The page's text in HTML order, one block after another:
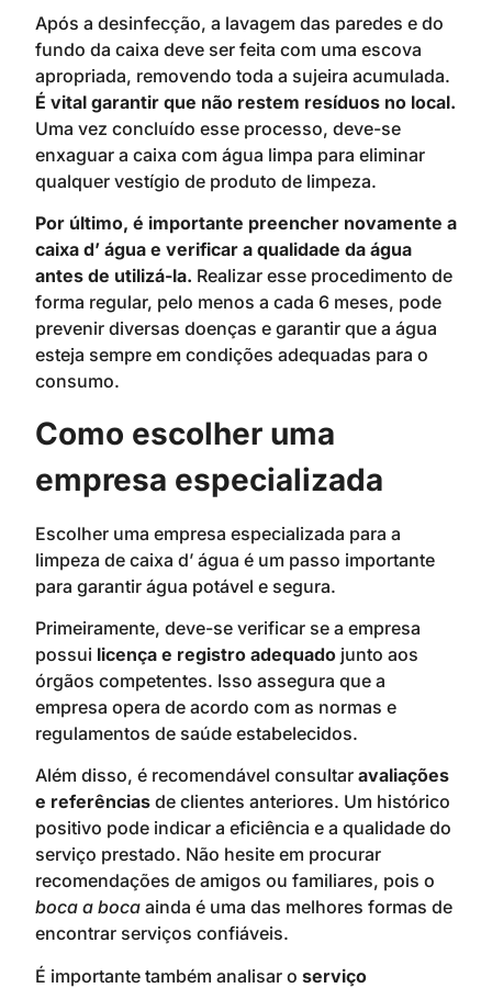
Após a desinfecção, a lavagem das paredes e do
fundo da caixa deve ser feita com uma escova
apropriada, removendo toda a sujeira acumulada.
É vital garantir que não restem resíduos no local.
Uma vez concluído esse processo, deve-se
enxaguar a caixa com água limpa para eliminar
qualquer vestígio de produto de limpeza.
Por último, é importante preencher novamente a
caixa d’ água e verificar a qualidade da água
antes de utilizá-la. Realizar esse procedimento de
forma regular, pelo menos a cada 6 meses, pode
prevenir diversas doenças e garantir que a água
esteja sempre em condições adequadas para o
consumo.
Como escolher uma
empresa especializada
Escolher uma empresa especializada para a
limpeza de caixa d’ água é um passo importante
para garantir água potável e segura.
Primeiramente, deve-se verificar se a empresa
possui licença e registro adequado junto aos
órgãos competentes. Isso assegura que a
empresa opera de acordo com as normas e
regulamentos de saúde estabelecidos.
Além disso, é recomendável consultar avaliações
e referências de clientes anteriores. Um histórico
positivo pode indicar a eficiência e a qualidade do
serviço prestado. Não hesite em procurar
recomendações de amigos ou familiares, pois o
boca a boca ainda é uma das melhores formas de
encontrar serviços confiáveis.
É importante também analisar o serviço